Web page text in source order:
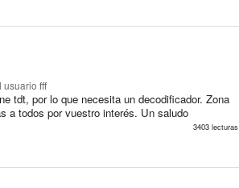
usuario fff
tdt, por lo que necesita un decodificador. Zona
a todos por vuestro interés. Un saludo
3403 lecturas